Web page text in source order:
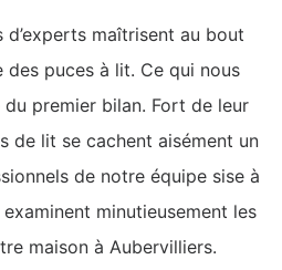
maîtrisent au bout
puces à lit. Ce qui nous
premier bilan. Fort de leur
de lit se cachent aisément un
de notre équipe sise à
minutieusement les
maison à Aubervilliers.